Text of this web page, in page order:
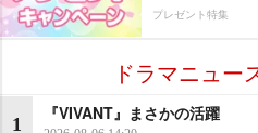
プレゼント特集
ドラマニュー
1
『VIVANT』まさかの活躍